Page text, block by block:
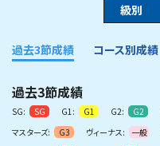
級別
過去3節成績 コース別成績
過去3節成績
SG: SG G1: G1 G2: G2
マスターズ:
G3 ヴィーナス: 一般